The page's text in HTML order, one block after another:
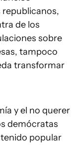
republicanos,
de los
sobre
tampoco
transformar
y el no querer
demócratas
popular